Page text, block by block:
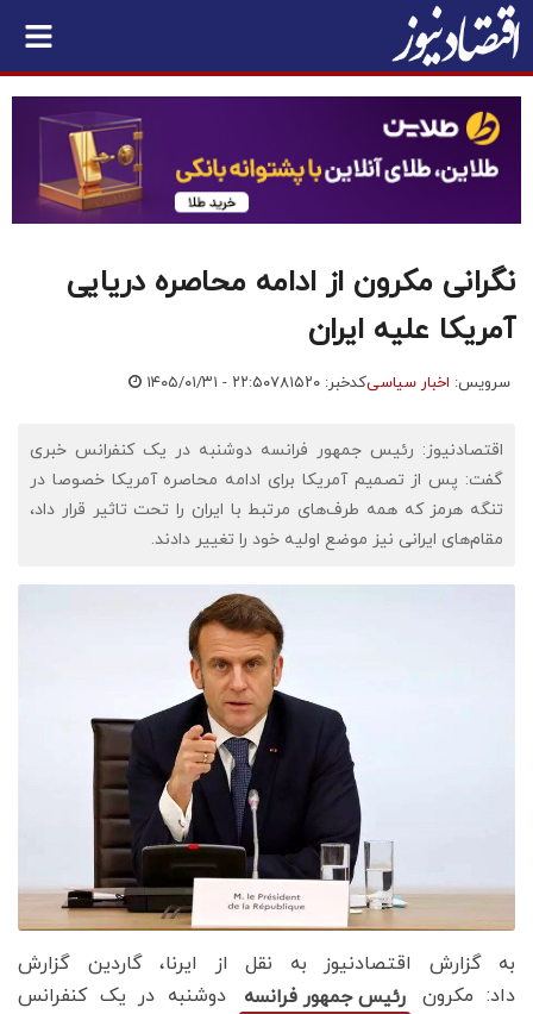
نگرانی مکرون از ادامه محاصره دریایی
آمریکا علیه ایران
سرویس: اخبار سیاسیکدخبر: ۷۸۱۵۲۰ ۱۴۰۵/۰۱/۳۱ - ۲۲:۵۰
اقتصادنیوز: رئیس جمهور فرانسه دوشنبه در یک کنفرانس خبری
گفت: پس از تصمیم آمریکا برای ادامه محاصره آمریکا خصوصا در
تنگه هرمز که همه طرف‌های مرتبط با ایران را تحت تاثیر قرار داد،
مقام‌های ایرانی نیز موضع اولیه خود را تغییر دادند.
به گزارش اقتصادنیوز به نقل از ایرنا، گاردین گزارش
داد: مکرون
رئیس جمهور فرانسه
دوشنبه در یک کنفرانس